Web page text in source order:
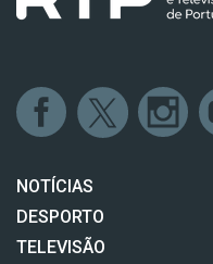
NOTÍCIAS
DESPORTO
TELEVISÃO